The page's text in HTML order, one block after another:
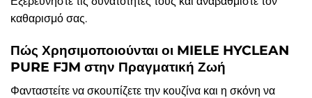
καθαρισμό σας.
Πώς Χρησιμοποιούνται οι MIELE HYCLEAN
PURE FJM στην Πραγματική Ζωή
Φανταστείτε να σκουπίζετε την κουζίνα και η σκόνη να